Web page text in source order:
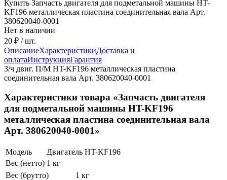
Купить Запчасть двигателя для подметальной машины HT-
KF196 металлическая пластина соединительная вала Арт.
380620040-0001
Нет в наличии
20 ₽ / шт.
ОписаниеХарактеристикиДоставка и
оплатаИнструкцияГарантия
З/ч двиг. П/М HT-KF196 металлическая пластина
соединительная вала Арт. 380620040-0001
Характеристики товара «Запчасть двигателя
для подметальной машины HT-KF196
металлическая пластина соединительная вала
Арт. 380620040-0001»
Модель
Двигатель HT-KF196
Вес (нетто) 1 кг
Вес (брутто)
1 кг